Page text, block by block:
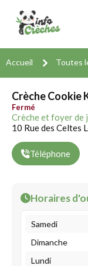
Accueil Toutes
Crèche Cookie
Fermé
Crèche et foyer de
10 Rue des Celtes
Téléphone
Horaires
Samedi
Dimanche
Lundi